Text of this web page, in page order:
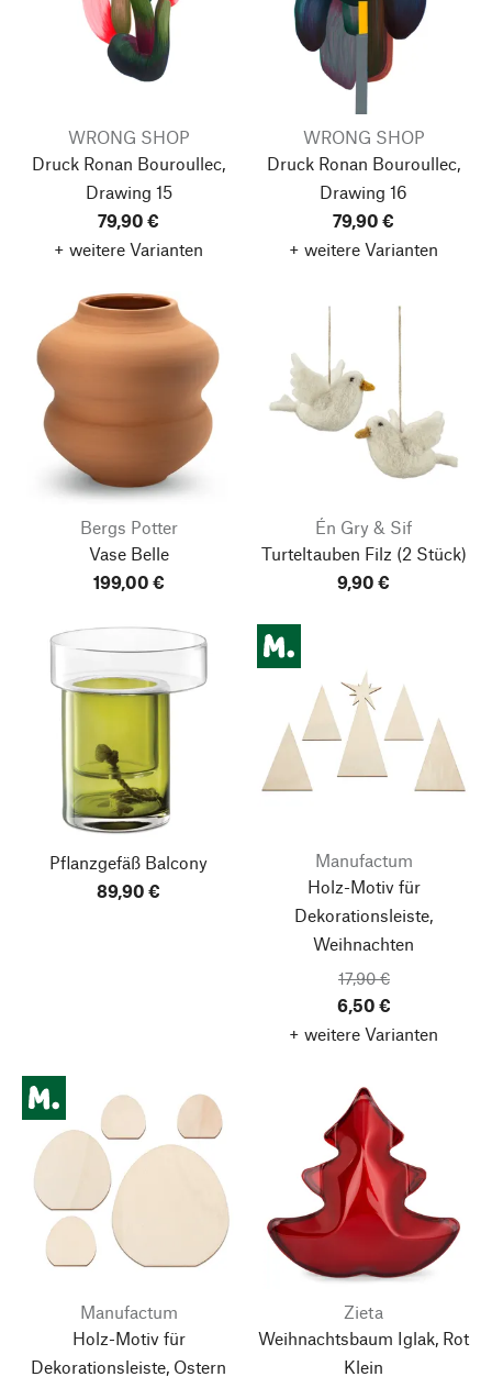
WRONG SHOP
Druck Ronan Bouroullec,
Drawing 15
79,90 €
+ weitere Varianten
WRONG SHOP
Druck Ronan Bouroullec,
Drawing 16
79,90 €
+ weitere Varianten
Bergs Potter
Vase Belle
199,00 €
Én Gry & Sif
Turteltauben Filz (2 Stück)
9,90 €
Pflanzgefäß Balcony
89,90 €
Manufactum
Holz-Motiv für
Dekorationsleiste,
Weihnachten
17,90 €
6,50 €
+ weitere Varianten
Manufactum
Holz-Motiv für
Dekorationsleiste, Ostern
Zieta
Weihnachtsbaum Iglak, Rot
Klein